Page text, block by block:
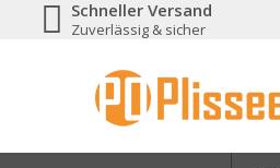
Schneller Versand
Zuverlässig & sicher